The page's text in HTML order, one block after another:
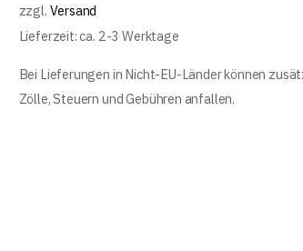
zzgl. Versand
Lieferzeit: ca. 2-3 Werktage
Bei Lieferungen in Nicht-EU-Länder können
Zölle, Steuern und Gebühren anfallen.